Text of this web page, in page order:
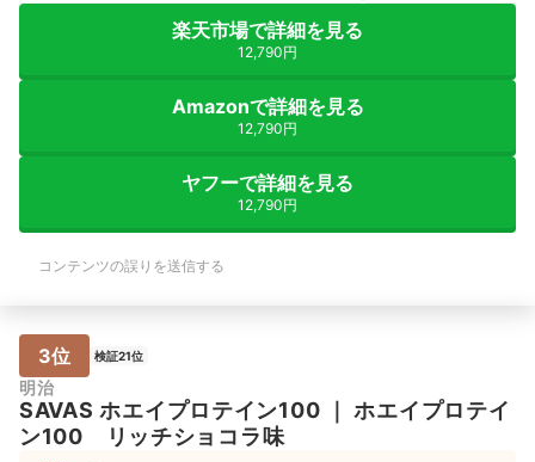
粉が口に入らぬように飲み、流しに捨て
て掃除する。こんな気苦労が日常生活に
てしまったが、これを使い切るまでこの
生活が続くことに辟易する。 これまで
自分中心に回っていた人生が、この手の
った。いっそこの子を捨ててしまおう
か、、、そんな迷いを抱えながらここし
ばらく生きるのだろう。この商品はおす
すめできない。
くらいにはミルク
くらいですね。 ち
を念頭に運動・筋
あってもコスパが
しいですが、気に
す。
楽天市場で詳細を見る
12,790円
Amazonで詳細を見る
12,790円
ヤフーで詳細を見る
12,790円
コンテンツの誤りを送信する
3位 検証21位
明治
SAVAS ホエイプロテイン100 ｜ホエイプロテイ
ン100 リッチショコラ味